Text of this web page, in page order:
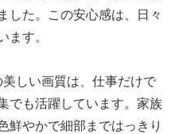
した。この安心感は、日々
ます。
しい画質は、仕事だけで
でも活躍しています。家族
鮮やかで細部まではっきり